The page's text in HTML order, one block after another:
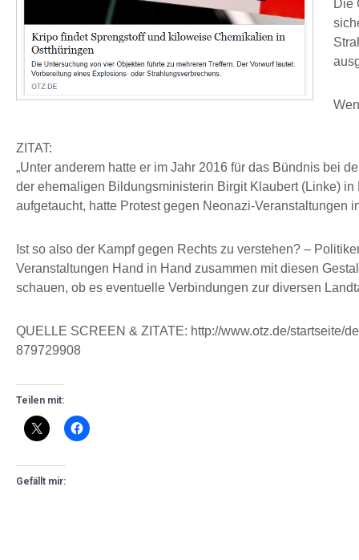
Die
ZITAT:
„Unter anderem hatte er im Jahr 2016 für das Bündnis bei
der ehemaligen Bildungsministerin Birgit Klaubert (Linke)
aufgetaucht, hatte Protest gegen Neonazi-Veranstaltungen
Ist so also der Kampf gegen Rechts zu verstehen? –
Veranstaltungen Hand in Hand zusammen mit diesen
schauen, ob es eventuelle Verbindungen zur diversen
QUELLE SCREEN & ZITATE: http://www.otz.de/startseite/
879729908
Teilen mit:
Gefällt mir: